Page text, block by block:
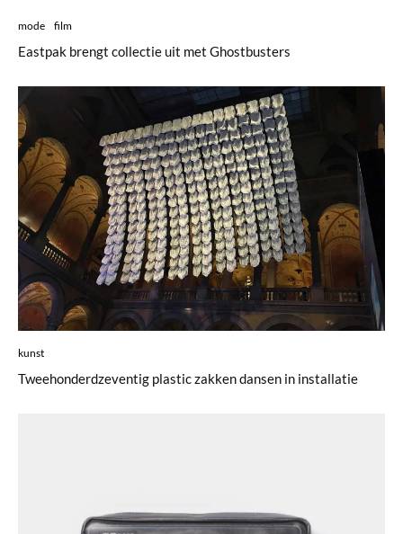
mode film
Eastpak brengt collectie uit met Ghostbusters
kunst
Tweehonderdzeventig plastic zakken dansen in installatie